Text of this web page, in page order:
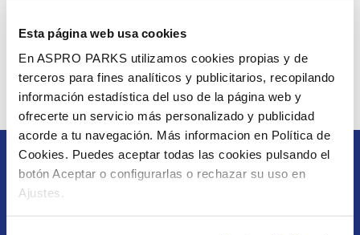
Esta página web usa cookies
En ASPRO PARKS utilizamos cookies propias y de
terceros para fines analíticos y publicitarios, recopilando
información estadística del uso de la página web y
ofrecerte un servicio más personalizado y publicidad
acorde a tu navegación. Más informacion en Política de
Cookies. Puedes aceptar todas las cookies pulsando el
botón Aceptar o configurarlas o rechazar su uso en
Ajustes.
receive your discounts through this
Here you can find more information about the prices of
thesubscription